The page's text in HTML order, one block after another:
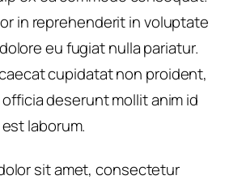
in reprehenderit in voluptate
eu fugiat nulla pariatur.
cupidatat non proident,
deserunt mollit anim id
est laborum.
sit amet, consectetur